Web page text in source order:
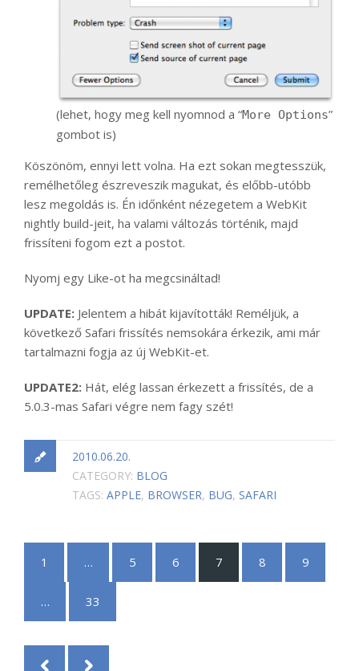
(lehet, hogy meg kell nyomnod a “More Options”
gombot is)
Köszönöm, ennyi lett volna. Ha ezt sokan megtesszük,
remélhetőleg észreveszik magukat, és előbb-utóbb
lesz megoldás is. Én időnként nézegetem a WebKit
nightly build-jeit, ha valami változás történik, majd
frissíteni fogom ezt a postot.
Nyomj egy Like-ot ha megcsináltad!
UPDATE: Jelentem a hibát kijavították! Reméljük, a
következő Safari frissítés nemsokára érkezik, ami már
tartalmazni fogja az új WebKit-et.
UPDATE2: Hát, elég lassan érkezett a frissítés, de a
5.0.3-mas Safari végre nem fagy szét!
2010.06.20.
CATEGORY: BLOG
TAGS: APPLE, BROWSER, BUG, SAFARI
1 … 5 6 7 8 9
… 33